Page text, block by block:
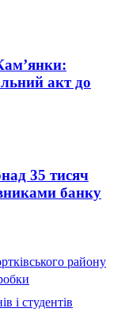
акт до
35 тисяч
банку
району
і студентів